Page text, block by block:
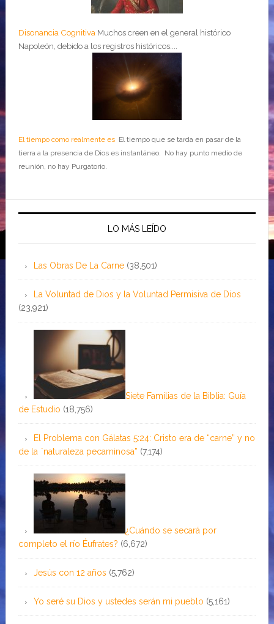
Disonancia Cognitiva Muchos creen en el general histórico
Napoleón, debido a los registros históricos....
El tiempo como realmente esEl tiempo que se tarda en pasar de la
tierra a la presencia de Dios es instantáneo. No hay punto medio de
reunión, no hay Purgatorio.
LO MÁS LEÍDO
Las Obras De La Carne (38,501)
La Voluntad de Dios y la Voluntad Permisiva de Dios
(23,921)
Siete Familias de la Biblia: Guía
de Estudio (18,756)
El Problema con Gálatas 5:24: Cristo era de “carne” y no
de la ¨naturaleza pecaminosa” (7,174)
¿Cuándo se secará por
completo el río Éufrates? (6,672)
Jesús con 12 años (5,762)
Yo seré su Dios y ustedes serán mi pueblo (5,161)